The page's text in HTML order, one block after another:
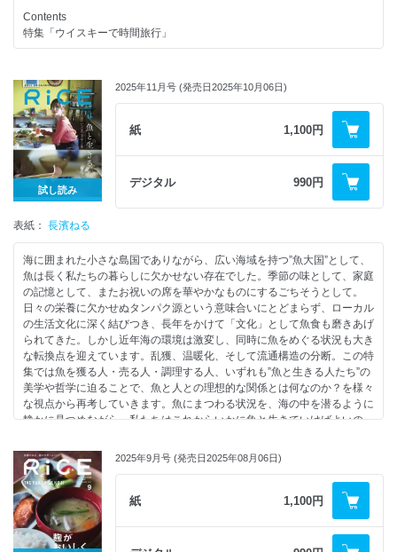
・生江史伸「レストランの宇宙」
・加藤シゲアキ「サイドカー賛歌」
・渋谷直角 漫画「たこ RICE」
・岸田繁「その皿はハーモニー」
・山中瑶子「yum yum 味の想い出」
・コムアイ「世界のどこかでいただきます」
・藤田周「現代料理の人類学者のおゆうぎ」
・遠藤京子「電影食堂 ~映画の中の料理考~」
・田中開「焼酎ライナーノーツ」
・千葉雅也「美味礼賛」
・弘中綾香「ごほうび飯に甘やかされたい!」
・蜷川実花「FOODHOLIC」｜南琴奈
・森山未來×竹花いち子「cook me」
第二特集 ノンアル低アル絶賛進化中! 今ここから、次なる時代へ。
茂)
●“酔わない時間”も、嗜む時代をつくる。クラフトノンアルの現在地
・CAN-PANY
・HOLON
・SOURISE
・くさわけ
・soyogi
●グラスは、料理に従わない
ス
【連載】
・EDITOR'S NOTE #47
・吉本ばなな「ごはんの秘密」
・生江史伸「レストランの宇宙」
・加藤シゲアキ「サイドカー賛歌」
・渋谷直角 漫画「たこ RICE」
・平野紗季子 EDIBLE ACADEMY
・岸田繁「その皿はハーモニー」
・山中瑶子「yum yum 味の想い出」
・コムアイ「世界のどこかでいただきます」
・遠藤京子「電影食堂 ~映画の中の料理考~」
・田中開「焼酎ライナーノーツ」
・千葉雅也「美味礼賛」
・弘中綾香「ごほうび飯に甘やかされたい!」
・蜷川実花「FOODHOLIC」｜津田健次郎
・森山未來×竹花いち子「cook me」
・GG佐藤
●MY ALL-TIME FAVOURITE PASTA
・杏花 「アリエッタのカルボナーラ」
・谷口菜津子 「あの日食べたヴェスヴィオ」
●あのパスタに呼ばれて
・ここにしかない料理を。湯河原からはじまる第二の食卓 Pappa Verde
・休日はエレガントにパスタを。（アントニオ/エル ビステッカーロ デイ
マニャッチョー二）
・甘酸っぱさにつつまれて トマトパスタがある夜はやさし。（黒猫軒/コ
マツ堂）
・カッペリーニの可能性を知る、墨田区文花のひみつのパスタ
（Compotoir Coin）
●働く人のオアシス 拝啓、ニホンのスパゲティ。（カフェテラス ポンヌ
フ/マイヨール）
●ナポリタンだけじゃない！ 万能なTABASCO®ソースがパスタにベスト
マッチな理由。
田中シェン×ニューハナイ
TABASCO®ソースの豆知識と歴史
●COFFEE AND SPAGHETTI パスタとコーヒーで癒しのひとときを。
ティモンディ 前田裕太×小川紗良
●あのエミネムがプロデュース！もはやデトロイト名物？ Mom’s
Spaghettiに行って食べてみた
●東京で旅するイタリア20州
・Grolla
・Da casetta<>・farsi largo!
・Siamo noi
・三輪亭
・NIDO
・WINEMAN FACTORY
・Cucina Shige
・La Trattoriaccia
・OSTERIA MAKI
●The TASTE of BEAR
・宮川仁司（信州山肉プロジェクト）
・藤木徳彦（オーベルジュ・エスポワール）
●熊鍋で会えたら。 | 比良山荘
●ジビエ缶詰が拓く、未来の食とは？ | 東洋製罐グループ×辻調理師専門学
校
●はじめましての"美味しい”を知る ジビエの入り口
・BISTROT L'adret
・Kuval
・Mill Ceppi
・宝見 富永
・ゑぞ屋
・da.b
●シェフの本懐、ジビエの明日。 | La Boucherie du Buppa
●既成概念を軽やかに超える。ジビエと和ジン、ペアリングの妙 | Wine
bar build
●WHERE THE WILD WAS ALWAYS HOME 向かうのではなく、立ち帰る
野生 | 安田翔平（Kabi）
●Hunter's Style Guide 猟師の装い/銃/ナイフ
●Hunter×Hunter対談 | 東出昌大×山口未花子
●また、二風谷に帰る。「いま」を生きるアイヌの話
●沖縄の風土と 鳥獣を食す。 | Mauvaise herbe
●BOOK REVIEW 読んで味わう、綴られた野生
●WILD FOOD IN LATVIA 野性味あふれる一皿を探しに、ラトビアの秘境
【連載】
・EDITOR’S NOTE #45
・吉本ばなな「ごはんの秘密」
・生江史伸「レストランの宇宙」
・加藤シゲアキ「サイドカー賛歌」
・渋谷直角 漫画「たこ RICE」
Contents
特集「ウイスキーで時間旅行」
●WHISKY LOVERS
・濱家隆一（かまいたち）× サントリーラウンジイーグル
・伊藤亜和 × シェルター
●今日はちょっと、スペシャルなハイボールを。
・TABAC
・酒肆 一村
・煉瓦亭
・ウイスキーペアリングがパリでニュースタンダードになる!?
● BE A GOOD DRINKER
“はじめまして”のウイスキーを、120%楽しむために。
・INTRODUCTION ｜森本隆介（きみどり）
・香りのプロたちは、ウイスキーの香りをどう捉えるのか？
・善き飲み手になるための7ステップ
●BOTTLE GUIDE by 4GOOD DRINKERS “善き”飲み手たちによる、“善
き”ボトル選び
・橋本啓亮（Japanese Dark Spirits）
・日高愛芽里（memento mori）
・山口歩夢（Ethical Spirits,Whiskey&Co.）
・栗林幸吉（目白田中屋）
●バーテンダーによる、最強つまみレシピ
・さるのこしかけ
・メランコリー
・trackside
●サンドイッチも、お好きでしょ。｜調理室池田
●Whisky at Home with Books ウイスキーを飲みながら浸りたい、読書
案内
●Whisky at Home with Films ２時間だけ、ウイスキーと映画で旅へ。
●麦農家がつくる あたらしいウイスキー｜Orivers
●焼酎蔵、ウイスキー造りへの挑戦
試し読み
2025年11月号 (発売日2025年10月06日)
紙 1,100円
デジタル 990円
表紙： 長濱ねる
海に囲まれた小さな島国でありながら、広い海域を持つ”魚大国”として、
魚は長く私たちの暮らしに欠かせない存在でした。季節の味として、家庭
の記憶として、またお祝いの席を華やかなものにするごちそうとして。
日々の栄養に欠かせぬタンパク源という意味合いにとどまらず、ローカル
の生活文化に深く結びつき、長年をかけて「文化」として魚食も磨きあげ
られてきた。しかし近年海の環境は激変し、同時に魚をめぐる状況も大き
な転換点を迎えています。乱獲、温暖化、そして流通構造の分断。この特
集では魚を獲る人・売る人・調理する人、いずれも”魚と生きる人たち”の
美学や哲学に迫ることで、魚と人との理想的な関係とは何なのか？を様々
な視点から再考していきます。魚にまつわる状況を、海の中を潜るように
静かに見つめながら、私たちはこれからいかに魚と生きていけばよいの
Contents
特集「魚と生きる。」
●長濱ねる、五島列島へ。
●魚で見る、世界と日本の食卓｜村上春二（UMITO Partners）
魚を食べること、文化をつなぐこと。
2025年9月号 (発売日2025年08月06日)
紙 1,100円